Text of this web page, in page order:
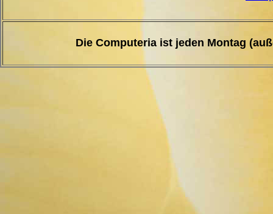
Die Computeria ist jeden Montag